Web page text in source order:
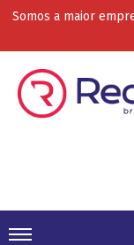
Somos a maior